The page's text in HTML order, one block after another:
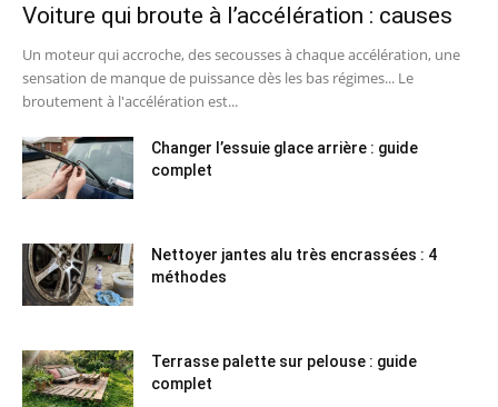
Voiture qui broute à l’accélération : causes
Un moteur qui accroche, des secousses à chaque accélération, une
sensation de manque de puissance dès les bas régimes... Le
broutement à l'accélération est...
Changer l’essuie glace arrière : guide
complet
Nettoyer jantes alu très encrassées : 4
méthodes
Terrasse palette sur pelouse : guide
complet